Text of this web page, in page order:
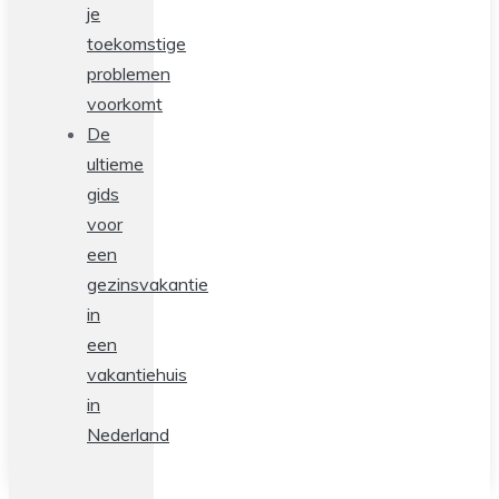
je
toekomstige
problemen
voorkomt
De
ultieme
gids
voor
een
gezinsvakantie
in
een
vakantiehuis
in
Nederland